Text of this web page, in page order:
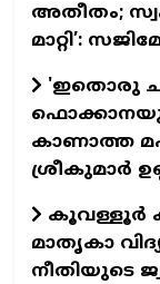
അതീതം;
മാറ്റി’:
'ഇതൊരു
കാണാത്ത
ശ്രീകുമാർ
കൂവള്ളൂർ
മാതൃകാ
നീതിയുടെ